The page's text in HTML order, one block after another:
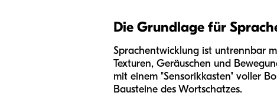
Die Grundlage für
Sprachentwicklung ist untrennbar
Texturen, Geräuschen und
mit einem "Sensorikkasten" voller
Bausteine des Wortschatzes.